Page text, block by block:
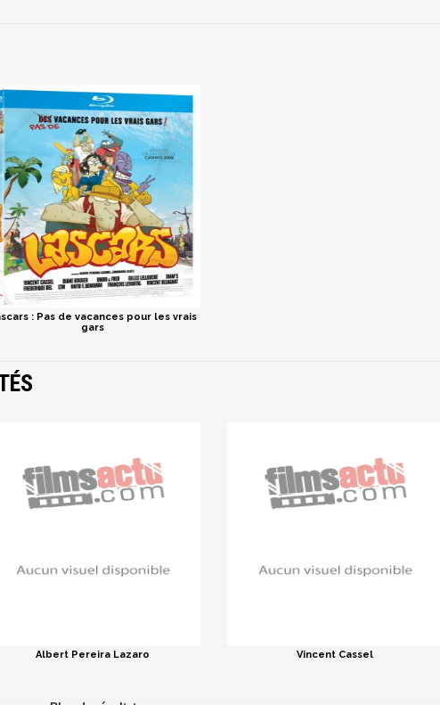
: Pas de vacances pour les vrais
gars
Albert Pereira Lazaro Vincent Cassel